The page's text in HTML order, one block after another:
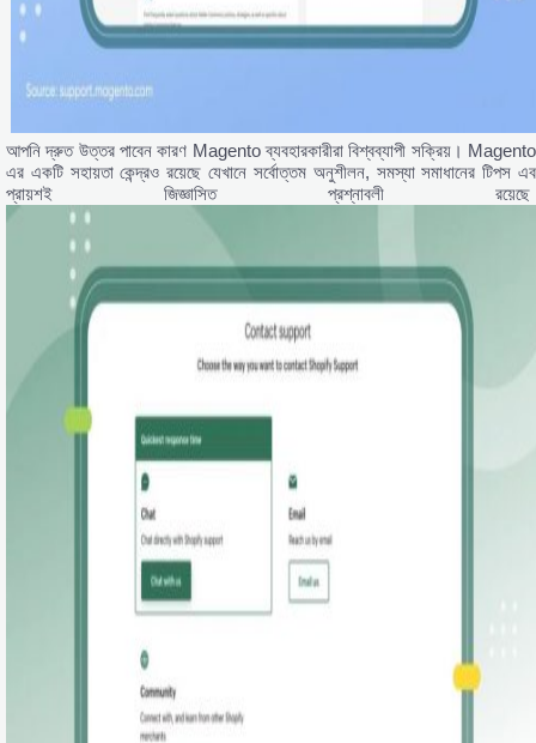
আপনি দ্রুত উত্তর পাবেন কারণ Magento ব্যবহারকারীরা বিশ্বব্যাপী সক্রিয়।
এর একটি সহায়তা কেন্দ্রও রয়েছে যেখানে সর্বোত্তম অনুশীলন, সমস্যা সমাধানের টিপস
প্রায়শই জিজ্ঞাসিত প্রশ্নাবলী